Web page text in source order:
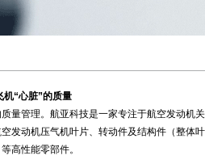
机“心脏”的质量
量管理。航亚科技是一家专注于航空发动机
发动机压气机叶片、转动件及结构件（整体
高性能零部件。